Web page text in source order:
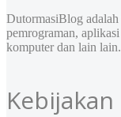
DutormasiBlog
pemrograman,
komputer dan lain lain.